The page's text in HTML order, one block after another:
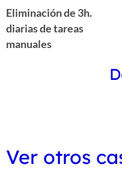
Eliminación de 3h.
diarias de tareas
manuales
Ver otros